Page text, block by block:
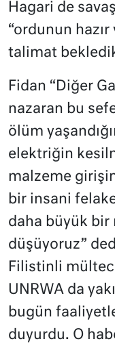
Hagari de
“ordunun
talimat
Fidan “Diğer
nazaran bu
ölüm
elektriğin
malzeme
bir insani
daha büyük bir
düşüyoruz”
Filistinli
UNRWA da
bugün
duyurdu. O